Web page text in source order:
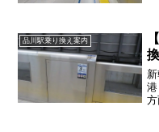
品川駅乗り換え案内